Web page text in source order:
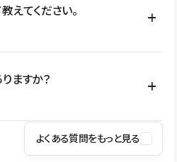
活用して更新範囲を設計しておく
状態で運用できます。 さらにコン
ずに更新作業を進めやすくなりま
えてください。
ビスを安全に利用できるよう、通信
ス管理、脆弱性対策など、複数の観
対応しており、悪質なスクリプトの
ますか？
ルプセンターでご確認いただけま
よくある質問をもっと見る